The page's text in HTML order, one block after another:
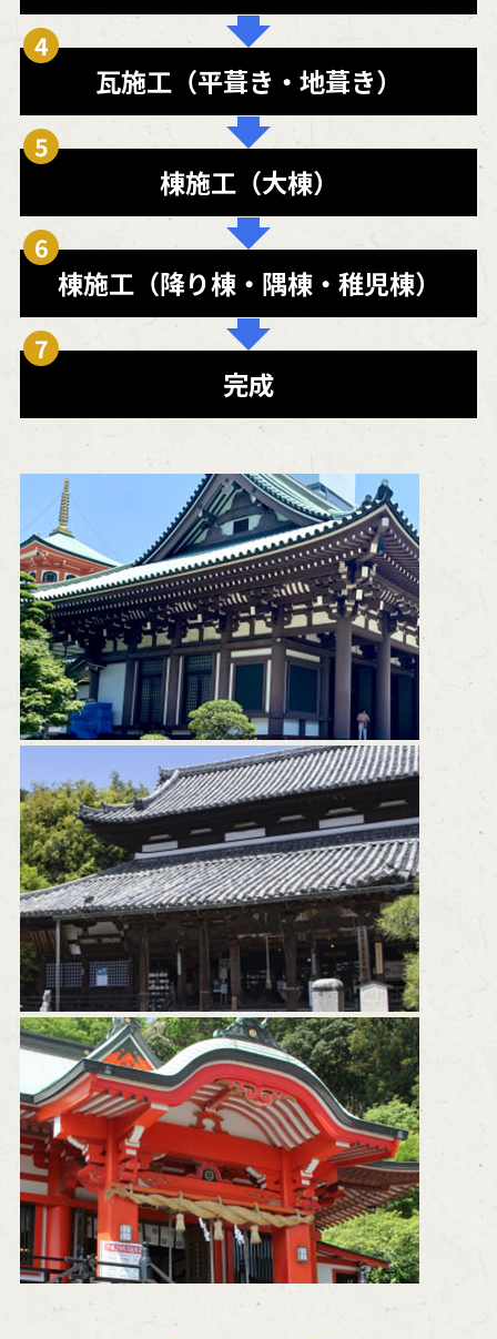
瓦施工 （平葺き ・地葺き）
棟施工（大棟）
棟施工（降り棟・隅棟・稚児棟）
完成